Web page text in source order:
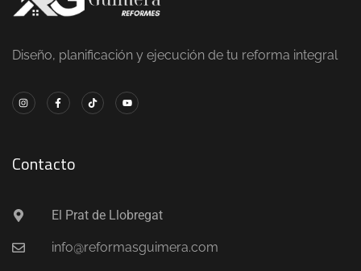
Diseño, planificación y ejecución de tu reforma integral
Contacto
El Prat de Llobregat
info@reformasguimera.com